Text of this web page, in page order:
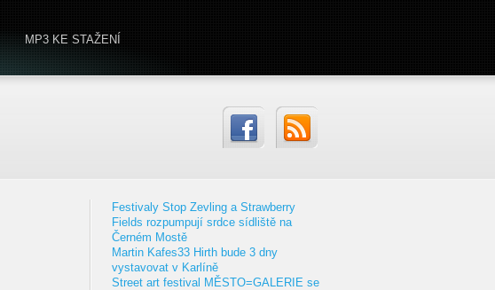
MP3 KE STAŽENÍ
Festivaly Stop Zevling a Strawberry
Fields rozpumpují srdce sídliště na
Černém Mostě
Martin Kafes33 Hirth bude 3 dny
vystavovat v Karlíně
Street art festival MĚSTO=GALERIE se